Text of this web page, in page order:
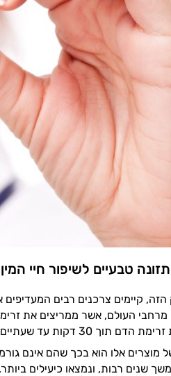
טבעיים לשיפור חיי
קיימים צרכנים רבים
מרחבי העולם, אשר ממריצים את
הדם תוך 30 דקות עד שעתיים.
מוצרים אלו הוא בכך שהם אינם
שנים רבות, ונמצאו כיעילים ביותר.